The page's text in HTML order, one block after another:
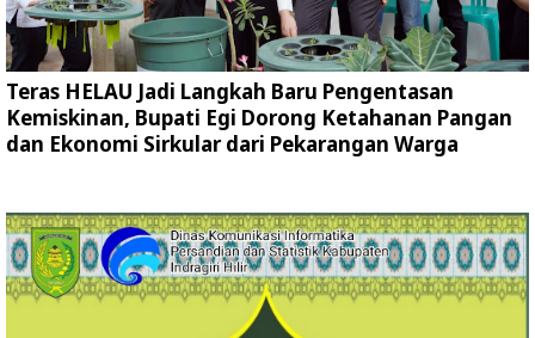
Teras HELAU Jadi Langkah Baru Pengentasan
Kemiskinan, Bupati Egi Dorong Ketahanan Pangan
dan Ekonomi Sirkular dari Pekarangan Warga